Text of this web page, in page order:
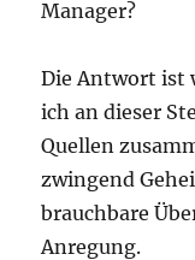
Manager?
Die Antwort ist
ich an dieser
Quellen
zwingend
brauchbare
Anregung.